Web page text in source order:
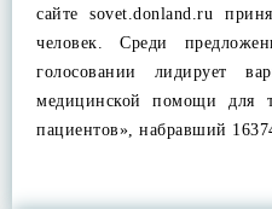
сайте sovet.donland.ru
человек. Среди
голосовании лидирует
медицинской помощи для
пациентов», набравший